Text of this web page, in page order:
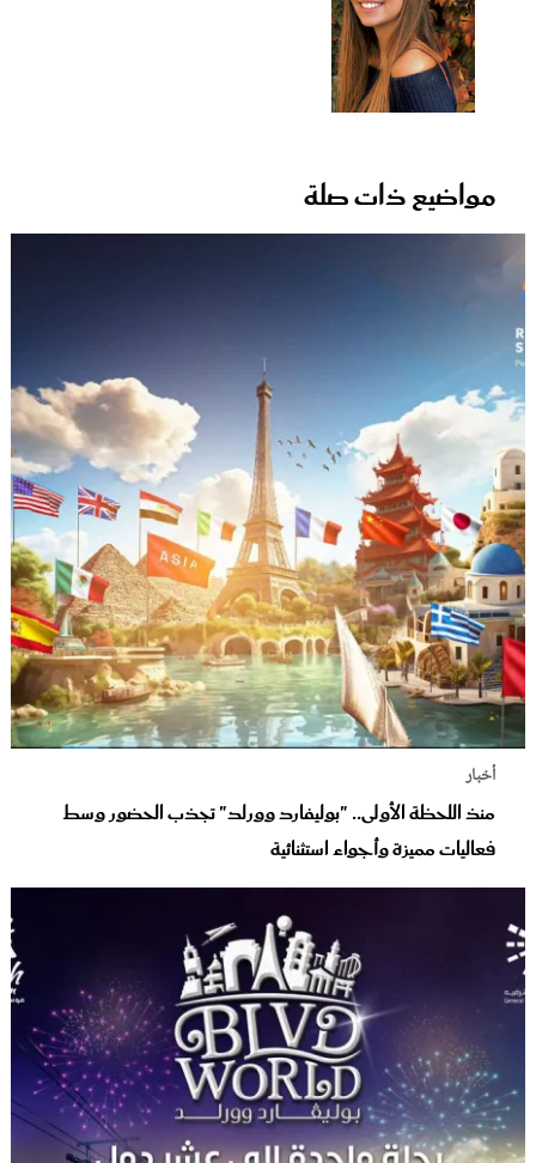
مواضيع ذات صلة
أخبار
منذ اللحظة الأولى.. "بوليفارد وورلد" تجذب الحضور وسط
فعاليات مميزة وأجواء استثنائية